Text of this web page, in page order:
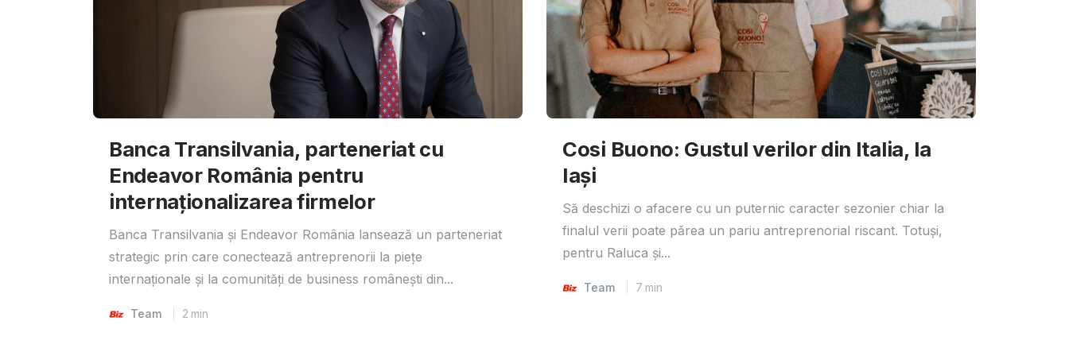
Banca Transilvania, parteneriat cu
Endeavor România pentru
internaționalizarea firmelor
Banca Transilvania și Endeavor România lansează un parteneriat
strategic prin care conectează antreprenorii la piețe
internaționale și la comunități de business românești din...
Team 2 min
Cosi Buono: Gustul verilor din Italia, la
Iași
Să deschizi o afacere cu un puternic caracter sezonier chiar la
finalul verii poate părea un pariu antreprenorial riscant. Totuși,
pentru Raluca și...
Team 7 min